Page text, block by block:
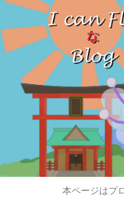
本ページはプ